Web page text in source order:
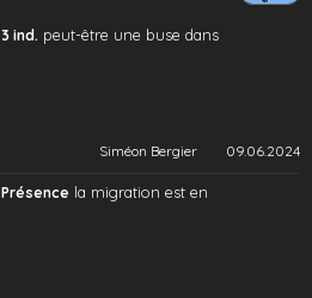
3 ind. peut-être une buse dans
Siméon Bergier 09.06.2024
Présence la migration est en